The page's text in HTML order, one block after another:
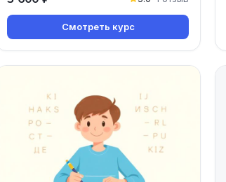
Смотреть курс